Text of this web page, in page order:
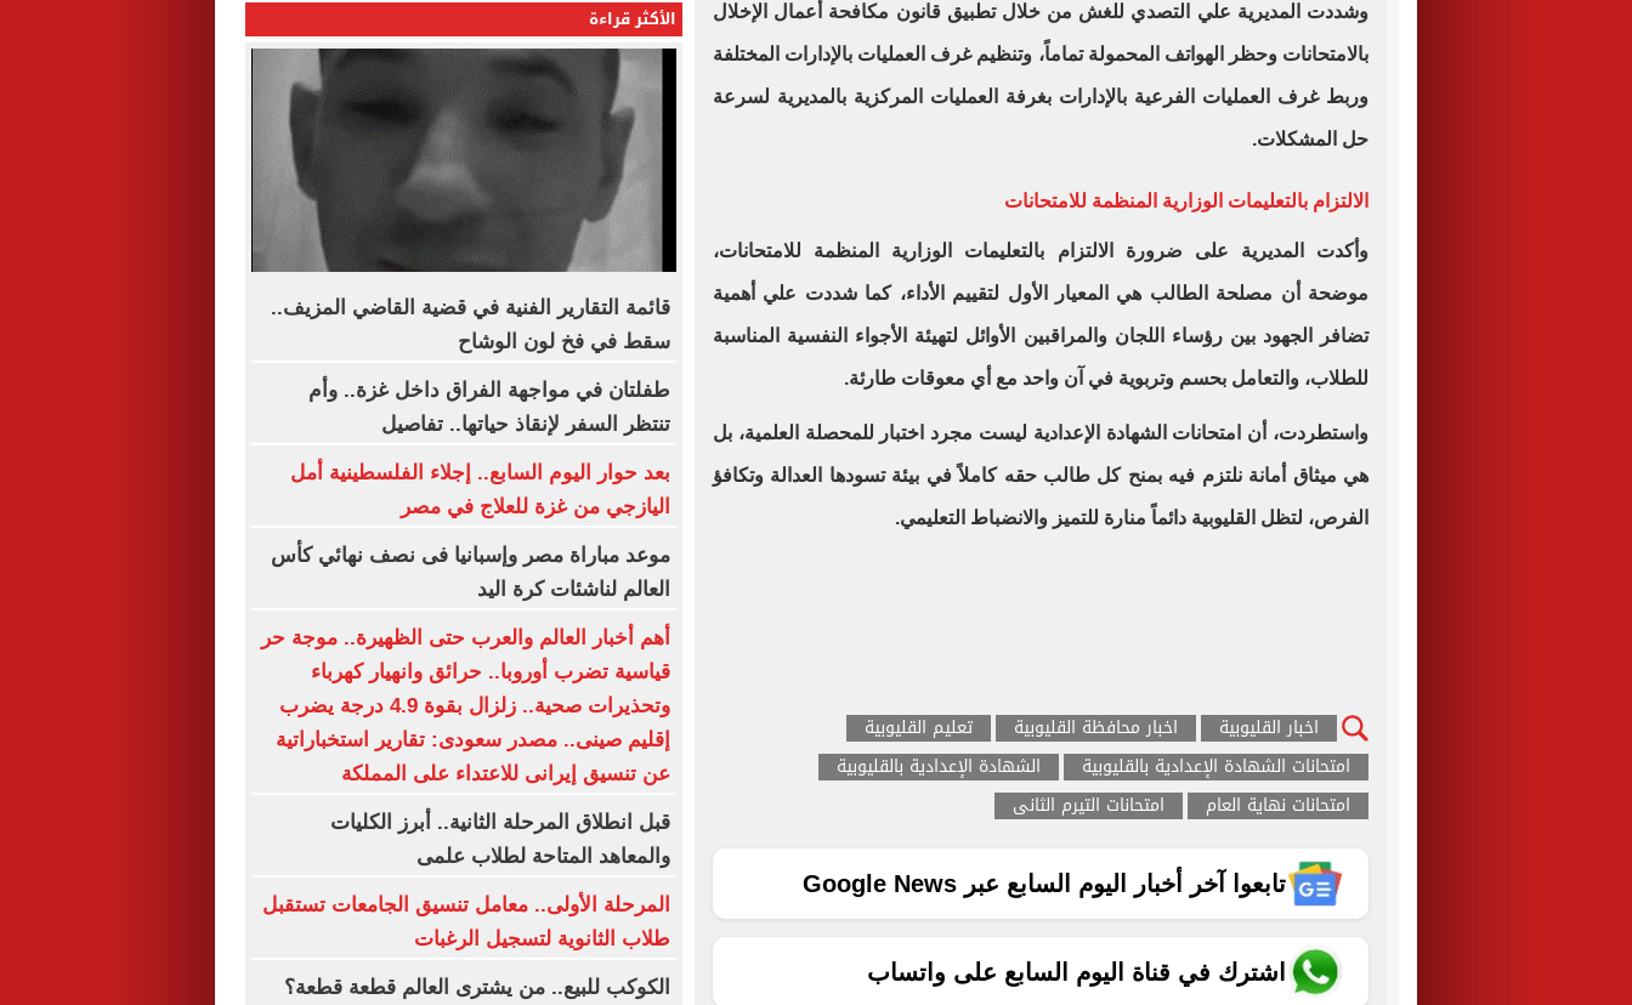
وشددت المديرية علي التصدي للغش من خلال تطبيق قانون مكافحة أعمال الإخلال
بالامتحانات وحظر الهواتف المحمولة تماماً، وتنظيم غرف العمليات بالإدارات المختلفة
وربط غرف العمليات الفرعية بالإدارات بغرفة العمليات المركزية بالمديرية لسرعة
حل المشكلات.
الالتزام بالتعليمات الوزارية المنظمة للامتحانات
وأكدت المديرية على ضرورة الالتزام بالتعليمات الوزارية المنظمة للامتحانات،
موضحة أن مصلحة الطالب هي المعيار الأول لتقييم الأداء، كما شددت علي أهمية
تضافر الجهود بين رؤساء اللجان والمراقبين الأوائل لتهيئة الأجواء النفسية المناسبة
للطلاب، والتعامل بحسم وتربوية في آن واحد مع أي معوقات طارئة.
واستطردت، أن امتحانات الشهادة الإعدادية ليست مجرد اختبار للمحصلة العلمية، بل
هي ميثاق أمانة نلتزم فيه بمنح كل طالب حقه كاملاً في بيئة تسودها العدالة وتكافؤ
الفرص، لتظل القليوبية دائماً منارة للتميز والانضباط التعليمي.
اخبار القليوبية اخبار محافظة القليوبية
تعليم القليوبية
امتحانات الشهادة الإعدادية بالقليوبية
الشهادة الإعدادية بالقليوبية
امتحانات نهاية العام
امتحانات التيرم الثانى
تابعوا آخر أخبار اليوم السابع عبر Google News
اشترك في قناة اليوم السابع على واتساب
الأكثر قراءة
قائمة التقارير الفنية في قضية القاضي المزيف..
سقط في فخ لون الوشاح
طفلتان في مواجهة الفراق داخل غزة.. وأم
تنتظر السفر لإنقاذ حياتها.. تفاصيل
بعد حوار اليوم السابع.. إجلاء الفلسطينية أمل
اليازجي من غزة للعلاج في مصر
موعد مباراة مصر وإسبانيا فى نصف نهائي كأس
العالم لناشئات كرة اليد
أهم أخبار العالم والعرب حتى الظهيرة.. موجة حر
قياسية تضرب أوروبا.. حرائق وانهيار كهرباء
وتحذيرات صحية.. زلزال بقوة 4.9 درجة يضرب
إقليم صينى.. مصدر سعودى: تقارير استخباراتية
عن تنسيق إيرانى للاعتداء على المملكة
قبل انطلاق المرحلة الثانية.. أبرز الكليات
والمعاهد المتاحة لطلاب علمى
المرحلة الأولى.. معامل تنسيق الجامعات تستقبل
طلاب الثانوية لتسجيل الرغبات
الكوكب للبيع.. من يشترى العالم قطعة قطعة؟